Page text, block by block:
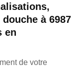
à 6987
en
de votre